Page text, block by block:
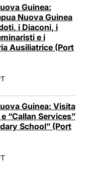
Guinea:
Nuova Guinea
i Diaconi, i
e i
Ausiliatrice (Port
Guinea: Visita
“Callan Services”
School” (Port